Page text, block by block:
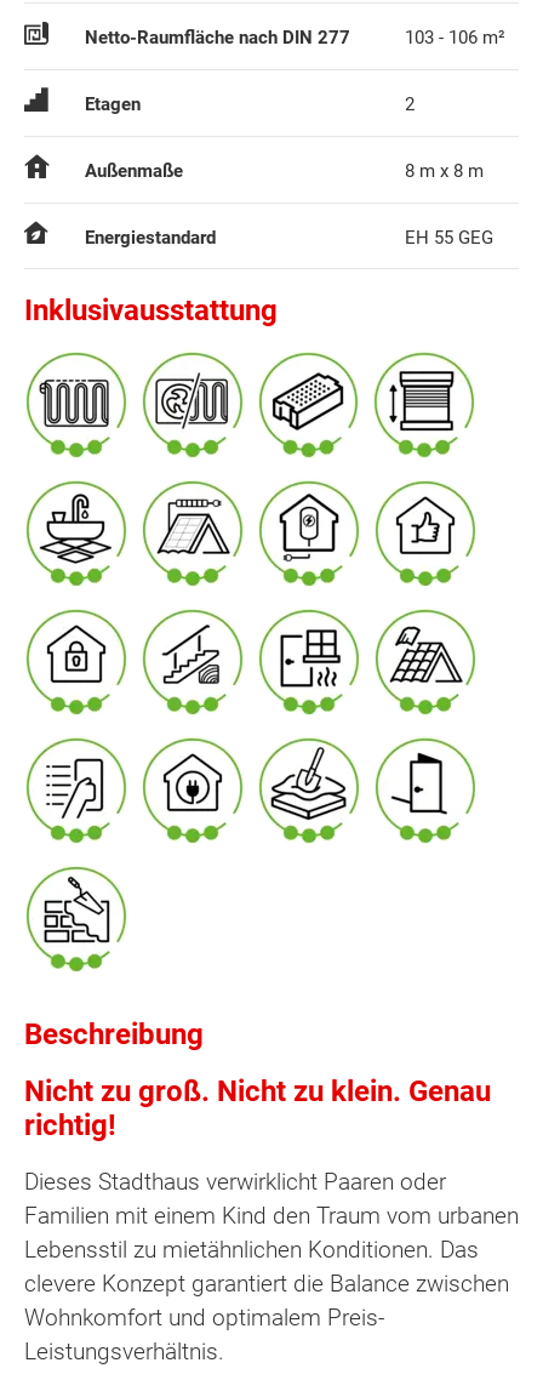
Netto-Raumfläche nach DIN 277 103 - 106 m²
Etagen 2
Außenmaße 8 m x 8 m
Energiestandard EH 55 GEG
Inklusivausstattung
Beschreibung
Nicht zu groß. Nicht zu klein. Genau
richtig!
Dieses Stadthaus verwirklicht Paaren oder
Familien mit einem Kind den Traum vom urbanen
Lebensstil zu mietähnlichen Konditionen. Das
clevere Konzept garantiert die Balance zwischen
Wohnkomfort und optimalem Preis-
Leistungsverhältnis.